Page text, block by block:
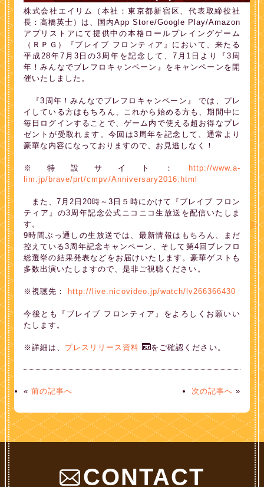
株式会社エイリム（本社：東京都新宿区、代表取締役社
長：高橋英士）は、国内App Store/Google Play/Amazon
アプリストアにて提供中の本格ロールプレイングゲーム
（ＲＰＧ）『ブレイブ フロンティア』において、来たる
平成28年7月3日の3周年を記念して、7月1日より『3周
年！みんなでブレフロキャンペーン』をキャンペーンを開
催いたしました。
『3周年！みんなでブレフロキャンペーン』 では、プレ
イしている方はもちろん、これから始める方も、期間中に
毎日ログインすることで、ゲーム内で使える超お得なプレ
ゼントが受取れます。今回は3周年を記念して、通常より
豪華な内容になっておりますので、お見逃しなく！
※特設サイト：
http://www.a-
lim.jp/brave/prt/cmpv/Anniversary2016.html
また、7月2日20時～3日５時にかけて『ブレイブ フロン
ティア』の3周年記念公式ニコニコ生放送を配信いたしま
す。
9時間ぶっ通しの生放送では、最新情報はもちろん、まだ
控えている3周年記念キャンペーン、そして第4回ブレフロ
総選挙の結果発表などをお届けいたします。豪華ゲストも
多数出演いたしますので、是非ご視聴ください。
※視聴先： http://live.nicovideo.jp/watch/lv266366430
今後とも『ブレイブ フロンティア』をよろしくお願いい
たします。
※詳細は、 プレスリリース資料 をご確認ください。
«前の記事へ 次の記事へ »
CONTACT